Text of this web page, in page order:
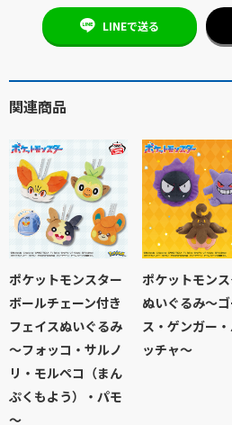
LINEで送る
関連商品
ポケットモンスター
ボールチェーン付き
フェイスぬいぐるみ
～フォッコ・サルノ
リ・モルペコ（まん
ぷくもよう）・パモ
～
ポケットモン
ぬいぐるみ～
ス・ゲンガー
ッチャ～